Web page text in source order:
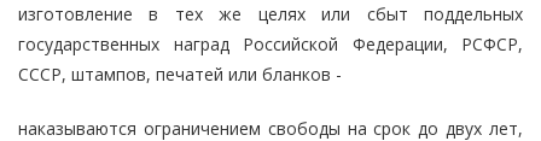
изготовление в тех же целях или сбыт поддельных
государственных наград Российской Федерации, РСФСР,
СССР, штампов, печатей или бланков -
наказываются ограничением свободы на срок до двух лет,